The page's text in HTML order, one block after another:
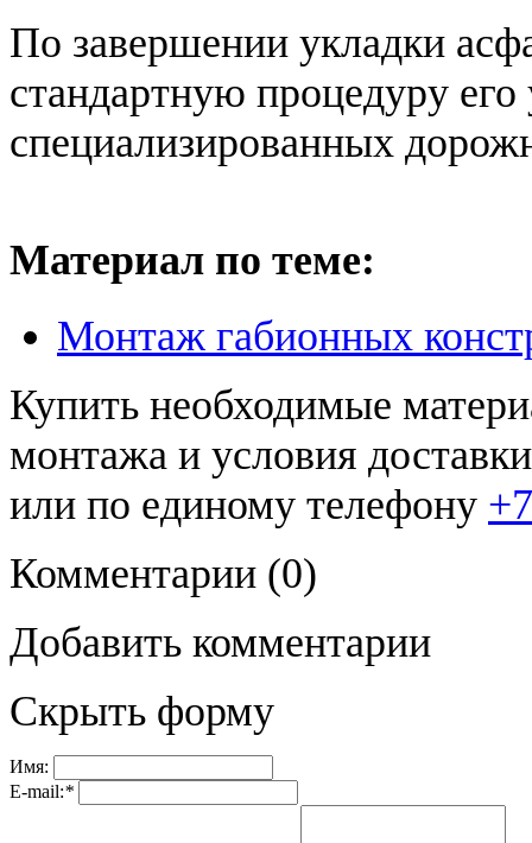
По завершении укладки
стандартную процедуру
специализированных
Материал по теме:
Монтаж габионных
Купить необходимые
монтажа и условия
или по единому телефону
Комментарии (0)
Добавить комментарии
Скрыть форму
Имя:
E-mail:*